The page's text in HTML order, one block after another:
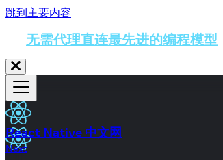
跳到主要内容
无需代理直连最先进的编程模型
React Native 中文网
Next